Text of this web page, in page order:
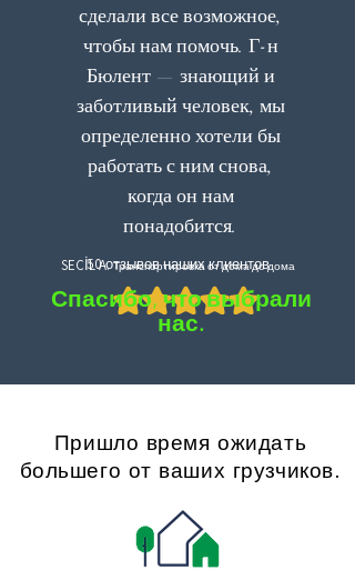
сделали все возможное,
чтобы нам помочь. Г-н
Бюлент — знающий и
заботливый человек, мы
определенно хотели бы
работать с ним снова,
когда он нам
понадобится.
SEÇİL A. Транспортировка от дома до дома
50 отзывов наших клиентов
Спасибо, что выбрали
нас.
Пришло время ожидать
большего от ваших грузчиков.